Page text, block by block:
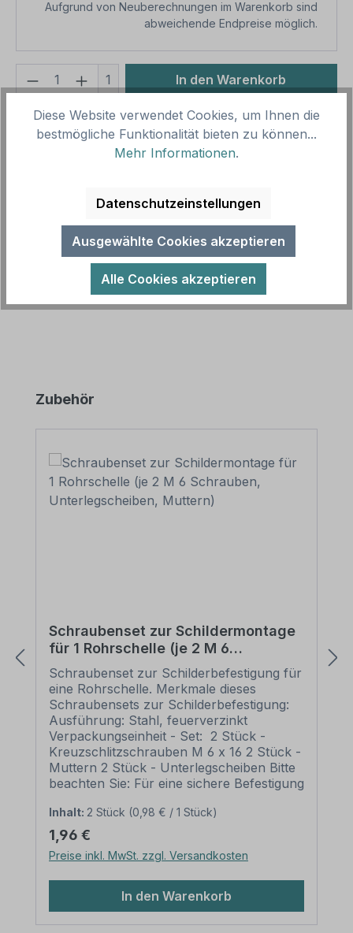
Aufgrund von Neuberechnungen im Warenkorb sind
abweichende Endpreise möglich.
Produkt Anzahl: Gib den
1 In den Warenkorb
Produktnummer:SH16039.3
Vorlagenummer: WAR-K-34
Transportsystem. Zutritt nur nach
Sicherheitsunterweisung erlaubt. Erhältlich in
Mehr
Produktgalerie überspringen
Zubehör
Schraubenset zur Schildermontage
für 1 Rohrschelle (je 2 M 6
Schrauben, Unterlegscheiben,
Muttern)
Schraubenset zur Schilderbefestigung für
eine Rohrschelle. Merkmale dieses
Schraubensets zur Schilderbefestigung:
Ausführung: Stahl, feuerverzinkt
Verpackungseinheit - Set: 2 Stück -
Kreuzschlitzschrauben M 6 x 16 2 Stück -
Muttern 2 Stück - Unterlegscheiben Bitte
beachten Sie: Für eine sichere Befestigung
mm werden zwei Rohrschellen und somit
auch zwei Schraubensätze benötigt.
Inhalt: 2 Stück (0,98 € / 1 Stück)
Regulärer Preis:
1,96 €
Preise inkl. MwSt. zzgl. Versandkosten
In den Warenkorb
Diese Website verwendet Cookies, um Ihnen die
bestmögliche Funktionalität bieten zu können...
Mehr Informationen.
Datenschutzeinstellungen
Ausgewählte Cookies akzeptieren
Alle Cookies akzeptieren